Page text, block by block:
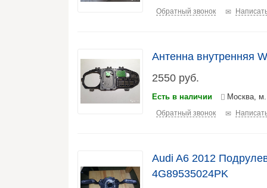
Обратный звонок
Антенна внутренняя
2550 руб.
Есть в наличии Москва,
Обратный звонок
Audi A6 2012
4G89535024PK